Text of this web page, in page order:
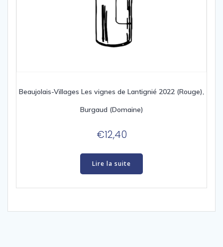
Beaujolais-Villages Les vignes de Lantignié 2022 (Rouge),
Burgaud (Domaine)
€12,40
Lire la suite